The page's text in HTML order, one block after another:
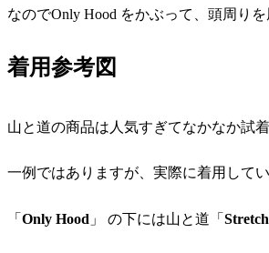
なのでOnly Hood をかぶって、頭周り
着用参考図
山と道の商品は人気すぎてなかなか試
一例ではありますが、実際に着用して
「 Only Hood 」 の下には山と道「